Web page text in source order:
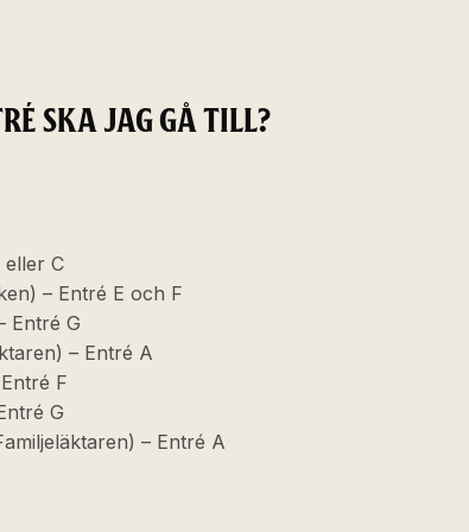
SKA JAG GÅ TILL?
eller C
– Entré E och F
Entré G
– Entré A
F
G
– Entré A